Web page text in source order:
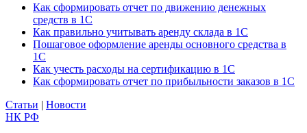
Как сформировать отчет по движению денежных
средств в 1С
Как правильно учитывать аренду склада в 1С
Пошаговое оформление аренды основного средства в
1С
Как учесть расходы на сертификацию в 1С
Как сформировать отчет по прибыльности заказов в 1С
Статьи | Новости
НК РФ